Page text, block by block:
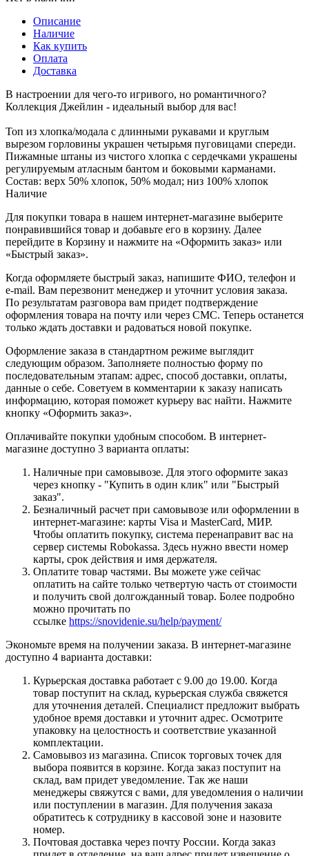
Описание
Наличие
Как купить
Оплата
Доставка
В настроении для чего-то игривого, но романтичного?
Коллекция Джейлин - идеальный выбор для вас!
Топ из хлопка/модала с длинными рукавами и круглым
вырезом горловины украшен четырьмя пуговицами спереди.
Пижамные штаны из чистого хлопка с сердечками украшены
регулируемым атласным бантом и боковыми карманами.
Состав: верх 50% хлопок, 50% модал; низ 100% хлопок
Наличие
Для покупки товара в нашем интернет-магазине выберите
понравившийся товар и добавьте его в корзину. Далее
перейдите в Корзину и нажмите на «Оформить заказ» или
«Быстрый заказ».
Когда оформляете быстрый заказ, напишите ФИО, телефон и
e-mail. Вам перезвонит менеджер и уточнит условия заказа.
По результатам разговора вам придет подтверждение
оформления товара на почту или через СМС. Теперь останется
только ждать доставки и радоваться новой покупке.
Оформление заказа в стандартном режиме выглядит
следующим образом. Заполняете полностью форму по
последовательным этапам: адрес, способ доставки, оплаты,
данные о себе. Советуем в комментарии к заказу написать
информацию, которая поможет курьеру вас найти. Нажмите
кнопку «Оформить заказ».
Оплачивайте покупки удобным способом. В интернет-
магазине доступно 3 варианта оплаты:
Наличные при самовывозе. Для этого оформите заказ
через кнопку - "Купить в один клик" или "Быстрый
заказ".
Безналичный расчет при самовывозе или оформлении в
интернет-магазине: карты Visa и MasterCard, МИР.
Чтобы оплатить покупку, система перенаправит вас на
сервер системы Robokassa. Здесь нужно ввести номер
карты, срок действия и имя держателя.
Оплатите товар частями. Вы можете уже сейчас
оплатить на сайте только четвертую часть от стоимости
и получить свой долгожданный товар. Более подробно
можно прочитать по
ссылке https://snovidenie.su/help/payment/
Экономьте время на получении заказа. В интернет-магазине
доступно 4 варианта доставки:
Курьерская доставка работает с 9.00 до 19.00. Когда
товар поступит на склад, курьерская служба свяжется
для уточнения деталей. Специалист предложит выбрать
удобное время доставки и уточнит адрес. Осмотрите
упаковку на целостность и соответствие указанной
комплектации.
Самовывоз из магазина. Список торговых точек для
выбора появится в корзине. Когда заказ поступит на
склад, вам придет уведомление. Так же наши
менеджеры свяжутся с вами, для уведомления о наличии
или поступлении в магазин. Для получения заказа
обратитесь к сотруднику в кассовой зоне и назовите
номер.
Почтовая доставка через почту России. Когда заказ